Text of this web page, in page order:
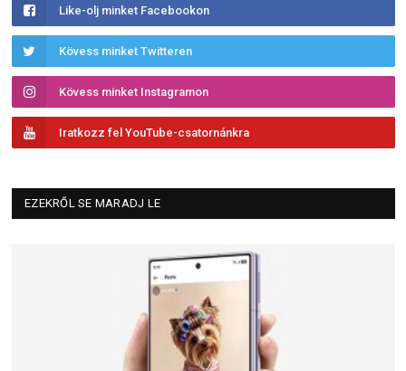
Like-olj minket Facebookon
Kövess minket Twitteren
Kövess minket Instagramon
Iratkozz fel YouTube-csatornánkra
EZEKRŐL SE MARADJ LE